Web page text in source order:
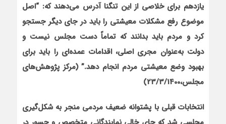
یازدهم برای خلاصی از این تنگنا آدرس می‌دهند که: “اصل
موضوع رفع مشکلات معیشتی را باید در جای دیگر جستجو
کرد و مردم باید بدانند که تماماً دست مجلس نیست و
دولت به‌عنوان مجری اصلی، اقدامات عمده‌ای را باید برای
بهبود وضع معیشتی مردم انجام دهد.” (مرکز پژوهش‌های
مجلس،23/3/1400)
انتخابات قبلی با پشتوانه ضعیف مردمی منجر به شکل‌گیری